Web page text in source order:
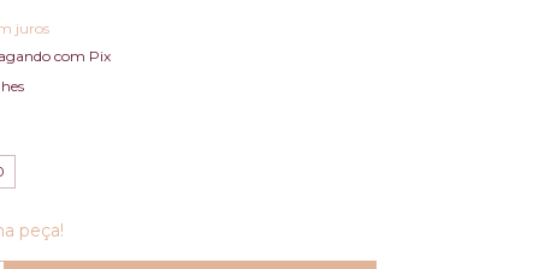
juros
com Pix
peça!